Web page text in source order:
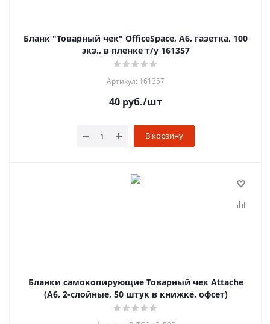
Бланк "Товарный чек" OfficeSpace, А6, газетка, 100
экз., в пленке т/у 161357
Артикул: 161357
40 руб./шт
В корзину
Бланки самокопирующие Товарный чек Attache
(А6, 2-слойные, 50 штук в книжке, офсет)